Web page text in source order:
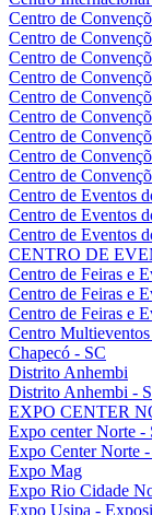
Centro de
Centro de
Centro de
Centro de
Centro de
Centro de
Centro de
Centro de
Centro de
Centro de Eventos
Centro de Eventos
Centro de Eventos
CENTRO DE
Centro de Feiras e
Centro de Feiras e
Centro de Feiras e
Centro
Chapecó - SC
Distrito Anhembi
Distrito Anhembi -
EXPO CENTER
Expo center Norte -
Expo Center Norte -
Expo Mag
Expo Rio Cidade
Expo Usipa -